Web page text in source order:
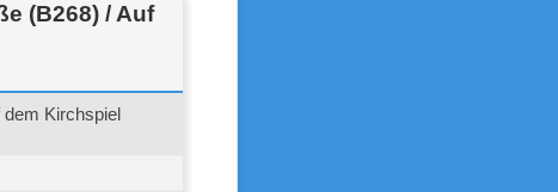
(B268) / Auf
Kirchspiel